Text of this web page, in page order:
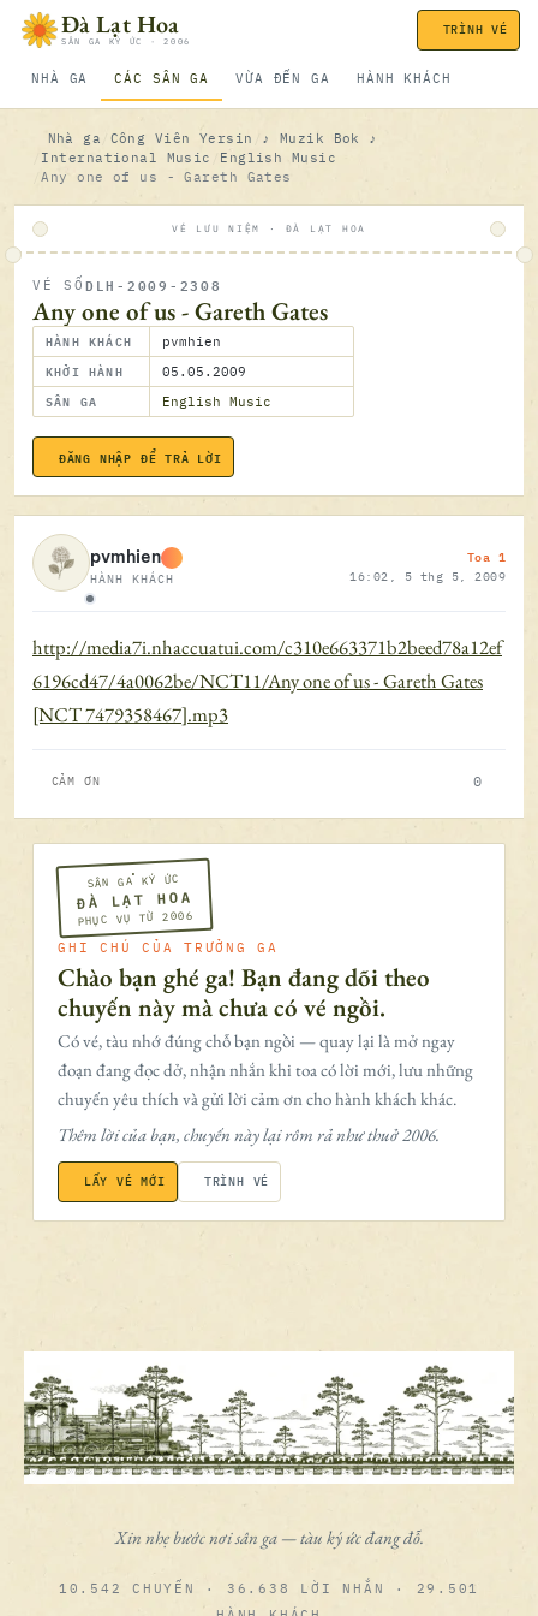
Bỏ qua nội dungĐà Lạt Hoa
SÂN GA KÝ ỨC · 2006
NHÀ GA CÁC SÂN GA VỪA ĐẾN GA HÀNH KHÁCH
TRÌNH VÉ
Nhà ga Công Viên Yersin
♪ Muzik Bok ♪
International Music
English Music
Any one of us - Gareth Gates
VÉ LƯU NIỆM · ĐÀ LẠT HOA
VÉ SỐ DLH-2009-2308
Any one of us - Gareth Gates
HÀNH KHÁCH pvmhien
KHỞI HÀNH 05.05.2009
SÂN GA English Music
ĐĂNG NHẬP ĐỂ TRẢ LỜI
Ngoại tuyến
pvmhien
HÀNH KHÁCH
Toa 1
16:02, 5 thg 5, 2009
http://media7i.nhaccuatui.com/c310e663371b2beed78a12ef
6196cd47/4a0062be/NCT11/Any one of us - Gareth Gates
[NCT 7479358467].mp3
CẢM ƠN 0
SÂN GA KÝ ỨC
ĐÀ LẠT HOA
PHỤC VỤ TỪ 2006
GHI CHÚ CỦA TRƯỞNG GA
Chào bạn ghé ga! Bạn đang dõi theo
chuyến này mà chưa có vé ngồi.
Có vé, tàu nhớ đúng chỗ bạn ngồi — quay lại là mở ngay
đoạn đang đọc dở, nhận nhắn khi toa có lời mới, lưu những
chuyến yêu thích và gửi lời cảm ơn cho hành khách khác.
Thêm lời của bạn, chuyến này lại rôm rả như thuở 2006.
LẤY VÉ MỚI TRÌNH VÉ
Xin nhẹ bước nơi sân ga — tàu ký ức đang đỗ.
10.542 CHUYẾN · 36.638 LỜI NHẮN · 29.501